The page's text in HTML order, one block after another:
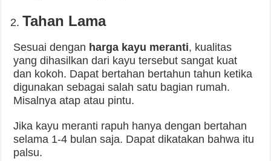
Tahan Lama
Sesuai dengan harga kayu meranti, kualitas
yang dihasilkan dari kayu tersebut sangat kuat
dan kokoh. Dapat bertahan bertahun tahun ketika
digunakan sebagai salah satu bagian rumah.
Misalnya atap atau pintu.
Jika kayu meranti rapuh hanya dengan bertahan
selama 1-4 bulan saja. Dapat dikatakan bahwa itu
palsu.